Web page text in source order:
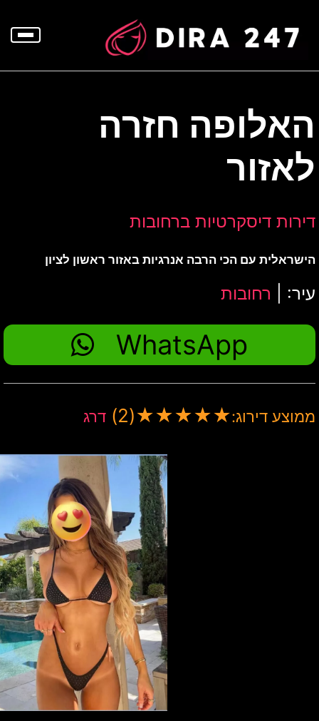
האלופה חזרה
לאזור
דירות דיסקרטיות ברחובות
הישראלית עם הכי הרבה אנרגיות באזור ראשון לציון
עיר: | רחובות
WhatsApp
ממוצע דירוג:★
★
★
★
★
(2) דרג